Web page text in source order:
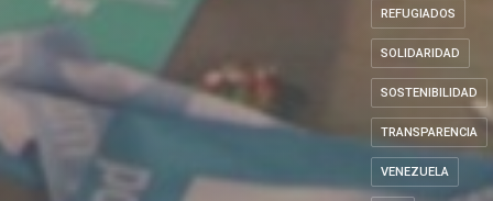
REFUGIADOS
SOLIDARIDAD
SOSTENIBILIDAD
TRANSPARENCIA
VENEZUELA